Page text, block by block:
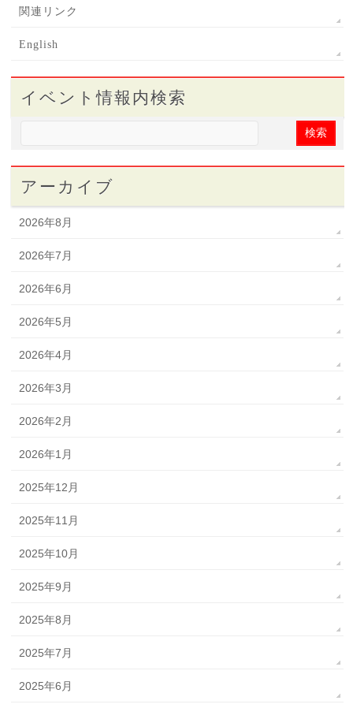
関連リンク
English
イベント情報内検索
アーカイブ
2026年8月
2026年7月
2026年6月
2026年5月
2026年4月
2026年3月
2026年2月
2026年1月
2025年12月
2025年11月
2025年10月
2025年9月
2025年8月
2025年7月
2025年6月